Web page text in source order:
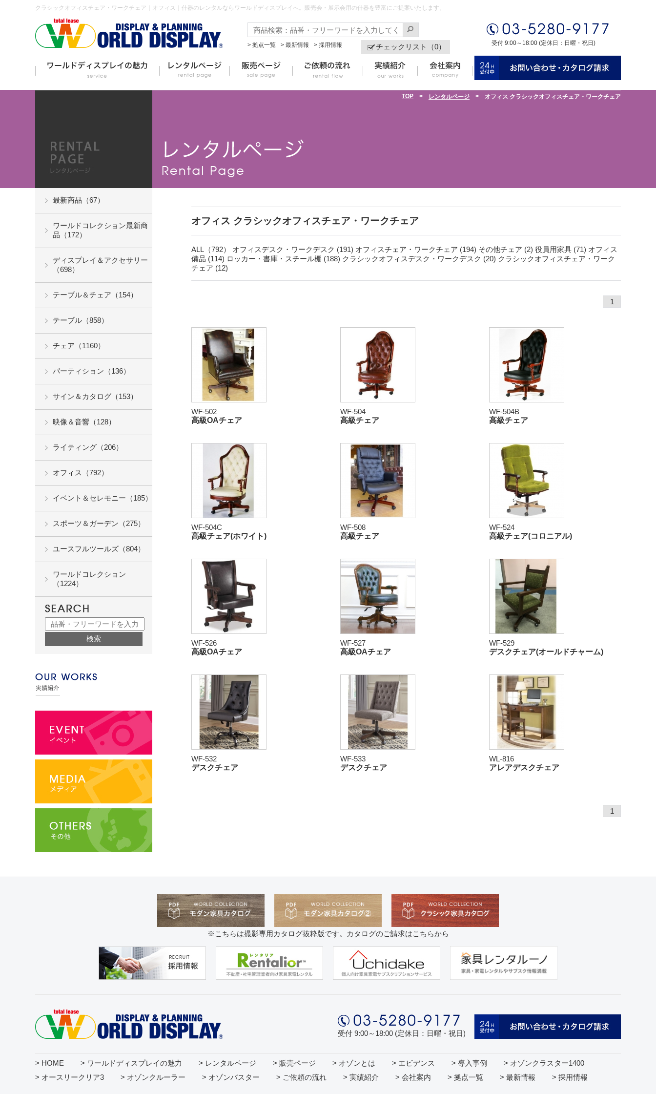
クラシックオフィスチェア・ワークチェア｜オフィス｜什器のレンタルならワールドディスプレイへ。販売会・展示会用の什器を豊富にご提案いたします。
> 拠点一覧 > 最新情報 > 採用情報 チェックリスト（0） 受付 9:00～18:00 (定休日：日曜・祝日)
TOP > レンタルページ > オフィス クラシックオフィスチェア・ワークチェア
オフィス クラシックオフィスチェア・ワークチェア
ALL（792） オフィスデスク・ワークデスク (191) オフィスチェア・ワークチェア (194) その他チェア (2) 役員用家具 (71) オフィス
備品 (114) ロッカー・書庫・スチール棚 (188) クラシックオフィスデスク・ワークデスク (20) クラシックオフィスチェア・ワーク
チェア (12)
1
WF-502
高級OAチェア
WF-504
高級チェア
WF-504B
高級チェア
WF-504C
高級チェア(ホワイト)
WF-508
高級チェア
WF-524
高級チェア(コロニアル)
WF-526
高級OAチェア
WF-527
高級OAチェア
WF-529
デスクチェア(オールドチャーム)
WF-532
デスクチェア
WF-533
デスクチェア
WL-816
アレアデスクチェア
1
最新商品（67）
ワールドコレクション最新商
品（172）
ディスプレイ＆アクセサリー
（698）
テーブル＆チェア（154）
テーブル（858）
チェア（1160）
パーティション（136）
サイン＆カタログ（153）
映像＆音響（128）
ライティング（206）
オフィス（792）
イベント＆セレモニー（185）
スポーツ＆ガーデン（275）
ユースフルツールズ（804）
ワールドコレクション
（1224）
※こちらは撮影専用カタログ抜粋版です。カタログのご請求はこちらから
受付 9:00～18:00 (定休日：日曜・祝日)
> HOME > ワールドディスプレイの魅力 > レンタルページ > 販売ページ > オゾンとは > エビデンス > 導入事例
> オゾンクラスター1400
> オースリークリア3
> オゾンクルーラー > オゾンバスター > ご依頼の流れ > 実績紹介 > 会社案内 > 拠点一覧 > 最新情報 > 採用情報